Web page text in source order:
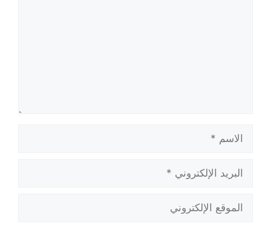
الإلكتروني
الإلكتروني